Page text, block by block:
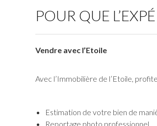
POUR QUE
Vendre avec l’Etoile
Avec l’Immobilière de l’Etoile,
Estimation de votre bien de
Reportage photo professionnel